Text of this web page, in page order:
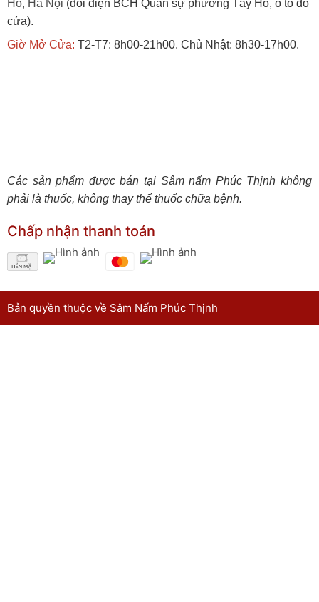
Hồ, Hà Nội (đối điện BCH Quân sự phường Tây Hồ, ô tô đỗ
cửa).
Giờ Mở Cửa: T2-T7: 8h00-21h00. Chủ Nhật: 8h30-17h00.
Các sản phẩm được bán tại Sâm nấm Phúc Thịnh không
phải là thuốc, không thay thế thuốc chữa bệnh.
Chấp nhận thanh toán
Bản quyền thuộc về Sâm Nấm Phúc Thịnh